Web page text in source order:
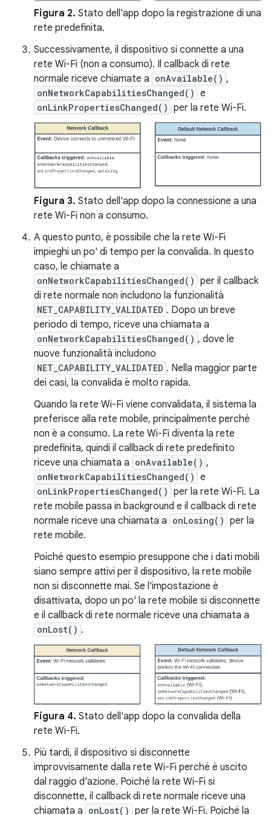
Figura 2. Stato dell'app dopo la registrazione di una
rete predefinita.
Successivamente, il dispositivo si connette a una
rete Wi-Fi (non a consumo). Il callback di rete
normale riceve chiamate a onAvailable() ,
onNetworkCapabilitiesChanged() e
onLinkPropertiesChanged() per la rete Wi-Fi.
Figura 3. Stato dell'app dopo la connessione a una
rete Wi-Fi non a consumo.
A questo punto, è possibile che la rete Wi-Fi
impieghi un po' di tempo per la convalida. In questo
caso, le chiamate a
onNetworkCapabilitiesChanged() per il callback
di rete normale non includono la funzionalità
NET_CAPABILITY_VALIDATED . Dopo un breve
periodo di tempo, riceve una chiamata a
onNetworkCapabilitiesChanged() , dove le
nuove funzionalità includono
NET_CAPABILITY_VALIDATED . Nella maggior parte
dei casi, la convalida è molto rapida.
Quando la rete Wi-Fi viene convalidata, il sistema la
preferisce alla rete mobile, principalmente perché
non è a consumo. La rete Wi-Fi diventa la rete
predefinita, quindi il callback di rete predefinito
riceve una chiamata a onAvailable() ,
onNetworkCapabilitiesChanged() e
onLinkPropertiesChanged() per la rete Wi-Fi. La
rete mobile passa in background e il callback di rete
normale riceve una chiamata a onLosing() per la
rete mobile.
Poiché questo esempio presuppone che i dati mobili
siano sempre attivi per il dispositivo, la rete mobile
non si disconnette mai. Se l'impostazione è
disattivata, dopo un po' la rete mobile si disconnette
e il callback di rete normale riceve una chiamata a
onLost() .
Figura 4. Stato dell'app dopo la convalida della
rete Wi-Fi.
Più tardi, il dispositivo si disconnette
improvvisamente dalla rete Wi-Fi perché è uscito
dal raggio d'azione. Poiché la rete Wi-Fi si
disconnette, il callback di rete normale riceve una
chiamata a onLost() per la rete Wi-Fi. Poiché la